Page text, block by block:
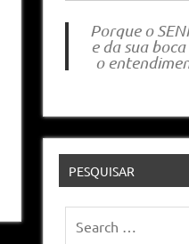
Porque o
e da sua
o
PESQUISAR